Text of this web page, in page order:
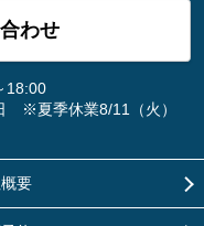
わせ
18:00
※夏季休業8/11（火）
要